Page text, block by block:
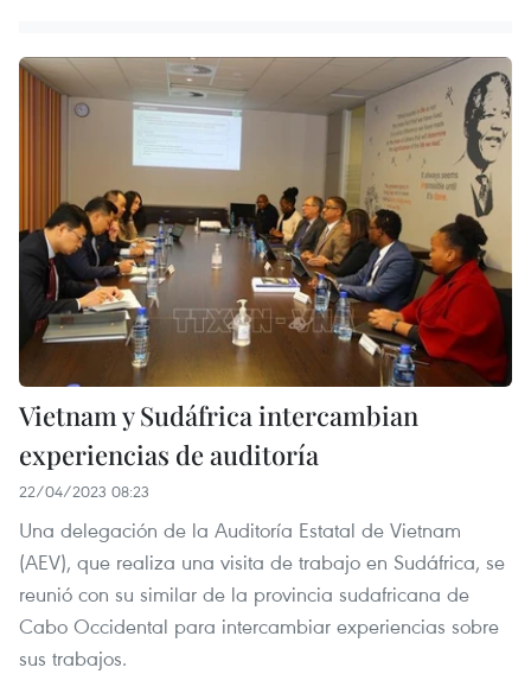
Vietnam y Sudáfrica intercambian
experiencias de auditoría
22/04/2023 08:23
Una delegación de la Auditoría Estatal de Vietnam
(AEV), que realiza una visita de trabajo en Sudáfrica, se
reunió con su similar de la provincia sudafricana de
Cabo Occidental para intercambiar experiencias sobre
sus trabajos.